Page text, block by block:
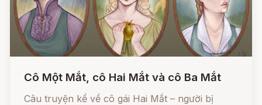
Cô Một Mắt, cô Hai Mắt và cô Ba Mắt
Câu truyện kể về cô gái Hai Mắt – người bị